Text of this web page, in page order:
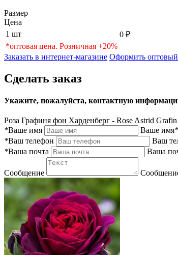
Размер
Цена
1 шт
0 ₽
*оптовая цена. Розничная +20%
Заказать в интернет-магазине Оформить оптовый
Сделать заказ
Укажите, пожалуйста, контактную
Роза Графиня фон Харденберг - Rose Astrid
*Ваше имя Ваше имя*
*Ваш телефон Ваш
*Ваша почта Ваша
Сообщение